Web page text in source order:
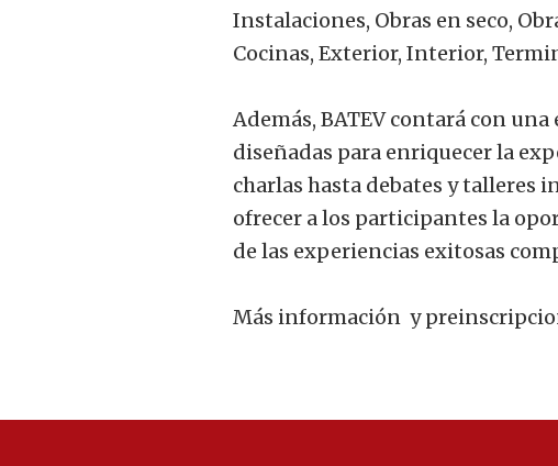
Instalaciones, Obras en seco,
Cocinas, Exterior, Interior,
Además, BATEV contará con
diseñadas para enriquecer la
charlas hasta debates y talleres
ofrecer a los participantes la
de las experiencias exitosas
Más información y